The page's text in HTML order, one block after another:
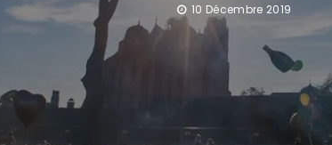
10 Décembre 2019